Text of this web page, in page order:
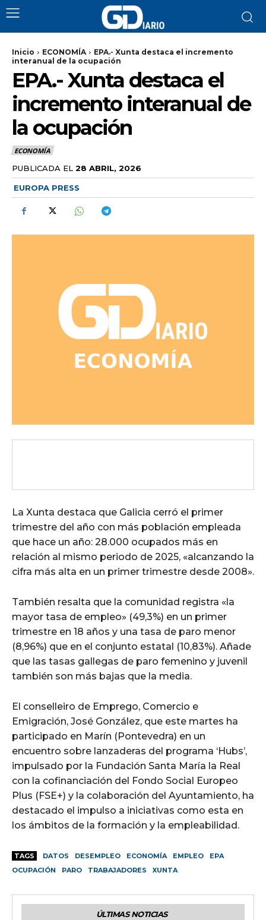
Inicio ECONOMÍA
EPA.- Xunta destaca el incremento
interanual de la ocupación
EPA.- Xunta destaca el
incremento interanual de
la ocupación
ECONOMÍA
PUBLICADA EL 28 ABRIL, 2026
EUROPA PRESS
La Xunta destaca que Galicia cerró el primer
trimestre del año con más población empleada
que hace un año: 28.000 ocupados más en
relación al mismo periodo de 2025, «alcanzando la
cifra más alta en un primer trimestre desde 2008».
También resalta que la comunidad registra «la
mayor tasa de empleo» (49,3%) en un primer
trimestre en 18 años y una tasa de paro menor
(8,96%) que en el conjunto estatal (10,83%). Añade
que las tasas gallegas de paro femenino y juvenil
también son más bajas que la media.
El conselleiro de Emprego, Comercio e
Emigración, José González, que este martes ha
participado en Marín (Pontevedra) en un
encuentro sobre lanzaderas del programa ‘Hubs’,
impulsado por la Fundación Santa María la Real
con la cofinanciación del Fondo Social Europeo
Plus (FSE+) y la colaboración del Ayuntamiento, ha
destacado el impulso a iniciativas como esta en
los ámbitos de la formación y la empleabilidad.
TAGS DATOS DESEMPLEO ECONOMÍA EMPLEO
EPA
OCUPACIÓN
PARO TRABAJADORES XUNTA
ÚLTIMAS NOTICIAS